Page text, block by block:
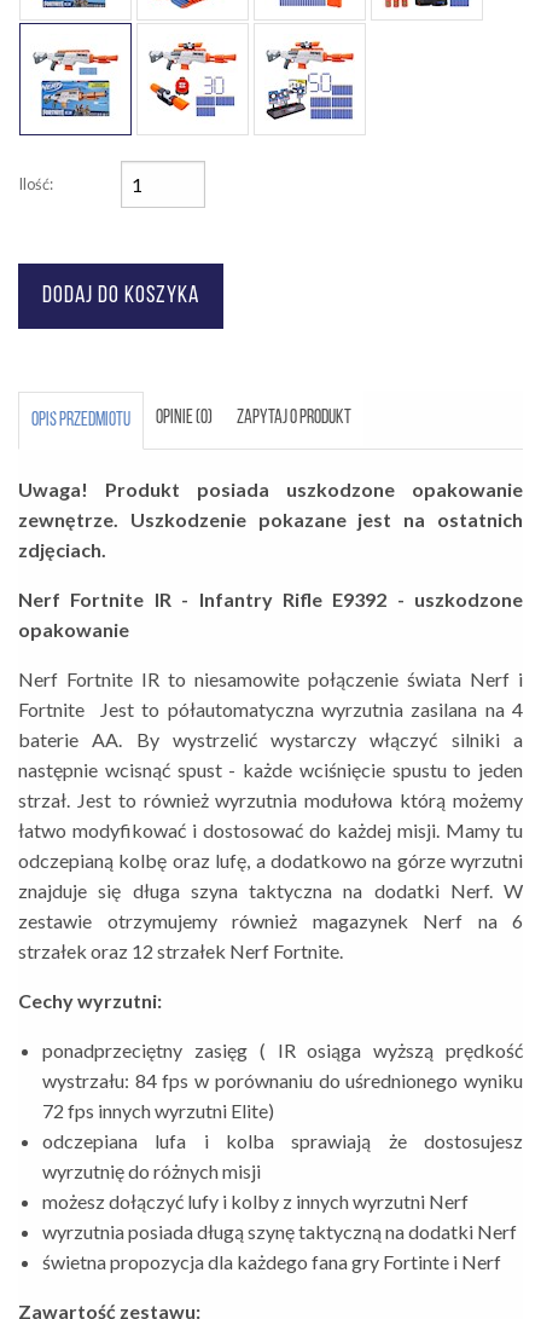
Ilość:
OPIS PRZEDMIOTU OPINIE (0) ZAPYTAJ O PRODUKT
Uwaga! Produkt posiada uszkodzone opakowanie
zewnętrze. Uszkodzenie pokazane jest na ostatnich
zdjęciach.
Nerf Fortnite IR - Infantry Rifle E9392 - uszkodzone
opakowanie
Nerf Fortnite IR to niesamowite połączenie świata Nerf i
Fortnite Jest to półautomatyczna wyrzutnia zasilana na 4
baterie AA. By wystrzelić wystarczy włączyć silniki a
następnie wcisnąć spust - każde wciśnięcie spustu to jeden
strzał. Jest to również wyrzutnia modułowa którą możemy
łatwo modyfikować i dostosować do każdej misji. Mamy tu
odczepianą kolbę oraz lufę, a dodatkowo na górze wyrzutni
znajduje się długa szyna taktyczna na dodatki Nerf. W
zestawie otrzymujemy również magazynek Nerf na 6
strzałek oraz 12 strzałek Nerf Fortnite.
Cechy wyrzutni:
ponadprzeciętny zasięg ( IR osiąga wyższą prędkość
wystrzału: 84 fps w porównaniu do uśrednionego wyniku
72 fps innych wyrzutni Elite)
odczepiana lufa i kolba sprawiają że dostosujesz
wyrzutnię do różnych misji
możesz dołączyć lufy i kolby z innych wyrzutni Nerf
wyrzutnia posiada długą szynę taktyczną na dodatki Nerf
świetna propozycja dla każdego fana gry Fortinte i Nerf
Zawartość zestawu: